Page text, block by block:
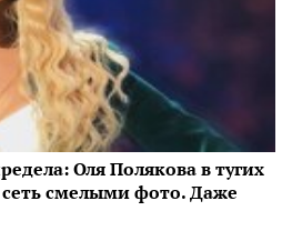
Оля Полякова в тугих
сеть смелыми фото. Даже